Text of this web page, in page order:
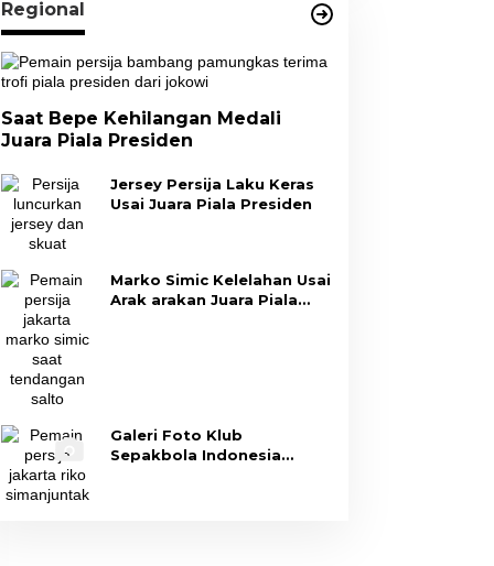
Regional
Saat Bepe Kehilangan Medali
Juara Piala Presiden
Jersey Persija Laku Keras
Usai Juara Piala Presiden
Marko Simic Kelelahan Usai
Arak arakan Juara Piala
Galeri Foto Klub
Sepakbola Indonesia